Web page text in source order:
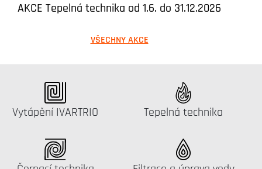
AKCE Tepelná technika od 1.6. do 31.12.2026
VŠECHNY AKCE
Katalog:
Vytápění IVARTRIO Katalog:
Tepelná technika